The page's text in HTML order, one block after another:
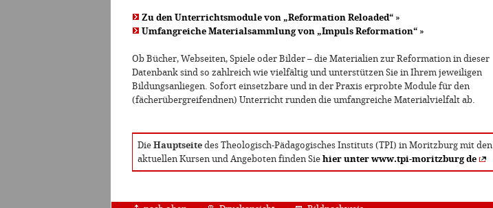
Zu den Unterrichtsmodule von „Reformation Reloaded“ »
Umfangreiche Materialsammlung von „Impuls Reformation“ »
Ob Bücher, Webseiten, Spiele oder Bilder – die Materialien zur Reformation in dieser
Datenbank sind so zahlreich wie vielfältig und unterstützen Sie in Ihrem jeweiligen
Bildungsanliegen. Sofort einsetzbare und in der Praxis erprobte Module für den
(fächerübergreifendnen) Unterricht runden die umfangreiche Materialvielfalt ab.
Die Hauptseitedes Theologisch-Pädagogisches Instituts (TPI) in Moritzburg mit den
aktuellen Kursen und Angeboten finden Sie hier unter www.tpi-moritzburg de